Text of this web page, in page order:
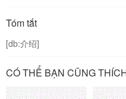
Tóm tắt
[db:介绍]
CÓ THỂ BẠN CŨNG